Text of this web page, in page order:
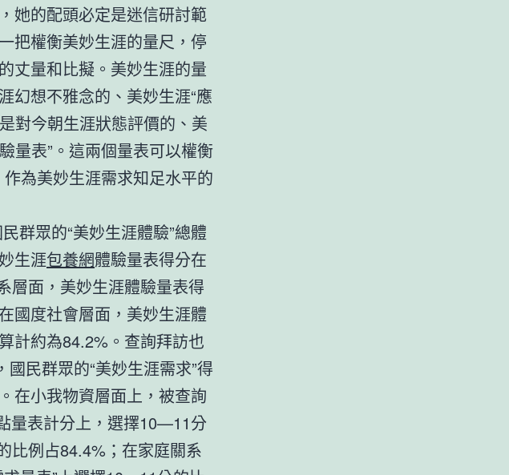
她的配頭必定是迷信研討範
把權衡美妙生涯的量尺，停
丈量和比擬。美妙生涯的量
幻想不雅念的、美妙生涯“應
對今朝生涯狀態評價的、美
量表”。這兩個量表可以權衡
作為美妙生涯需求知足水平的
群眾的“美妙生涯體驗”總體
生涯包養網體驗量表得分在
層面，美妙生涯體驗量表得
國度社會層面，美妙生涯體
計約為84.2%。查詢拜訪也
民群眾的“美妙生涯需求”得
在小我物資層面上，被查詢
量表計分上，選擇10—11分
比例占84.4%；在家庭關系